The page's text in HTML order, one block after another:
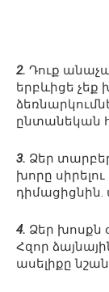
2. Դուք
երբևիցե
ընտանեկան
3. Ձեր
խորը սիրելու
դիմացիցնին.
4. Ձեր խոսքն
Հզոր
ասելիքը